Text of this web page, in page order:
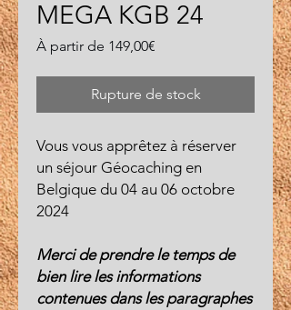
MEGA KGB 24
À partir de 149,00€
Rupture de stock
Vous vous apprêtez à réserver
un séjour Géocaching en
Belgique du 04 au 06 octobre
2024
Merci de prendre le temps de
bien lire les informations
contenues dans les paragraphes